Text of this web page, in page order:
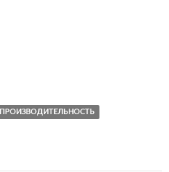
ПРОИЗВОДИТЕЛЬНОСТЬ